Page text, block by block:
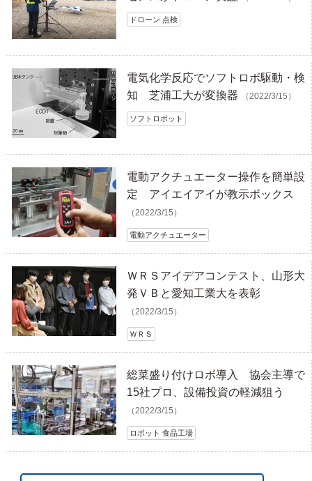
ドローン 点検
電気化学反応でソフトロボ駆動・検
知 芝浦工大が変換器
（2022/3/15）
ソフトロボット
電動アクチュエーター操作を簡単設
定 アイエイアイが教示ボックス
（2022/3/15）
電動アクチュエーター
ＷＲＳアイデアコンテスト、山形大
発ＶＢと愛知工業大を表彰
（2022/3/15）
ＷＲＳ
総菜盛り付けロボ導入 協会主導で
15社プロ、設備投資の軽減狙う
（2022/3/15）
ロボット 食品工場